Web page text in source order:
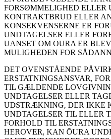
FORSØMMELIGHED ELLER
KONTRAKTBRUD ELLER
KONSEKVENSERNE ER
UNDTAGELSER ELLER
UANSET OM ŌURA ER
MULIGHEDEN FOR
DET OVENSTÅENDE
ERSTATNINGSANSVAR,
TIL GÆLDENDE
UNDTAGELSER ELLER
UDSTRÆKNING, DER IKKE
UNDTAGELSER TIL ELLER
FORHOLD TIL
HEROVER, KAN ŌURA